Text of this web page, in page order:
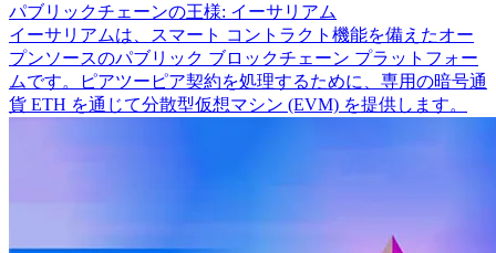
パブリックチェーンの王様: イーサリアム
イーサリアムは、スマート コントラクト機能を備えたオー
プンソースのパブリック ブロックチェーン プラットフォー
ムです。ピアツーピア契約を処理するために、専用の暗号通
貨 ETH を通じて分散型仮想マシン (EVM) を提供します。